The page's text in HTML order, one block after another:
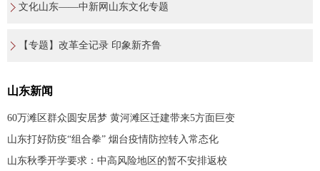
文化山东——中新网山东文化专题
【专题】改革全记录 印象新齐鲁
山东新闻
60万滩区群众圆安居梦 黄河滩区迁建带来5方面巨变
山东打好防疫“组合拳” 烟台疫情防控转入常态化
山东秋季开学要求：中高风险地区的暂不安排返校